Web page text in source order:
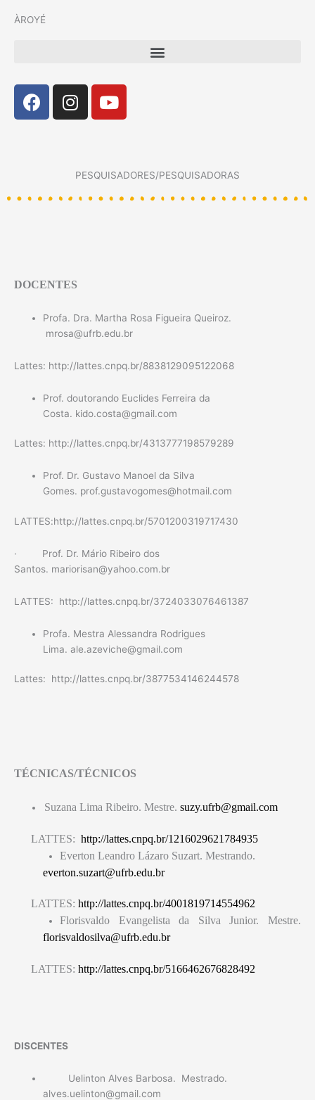
ÀROYÉ
Menu
Facebook
Instagram
Youtube
PESQUISADORES/PESQUISADORAS
DOCENTES
Profa. Dra. Martha Rosa Figueira Queiroz.
mrosa@ufrb.edu.br
Lattes: http://lattes.cnpq.br/8838129095122068
Prof. doutorando Euclides Ferreira da
Costa. kido.costa@gmail.com
Lattes: http://lattes.cnpq.br/4313777198579289
Prof. Dr. Gustavo Manoel da Silva
Gomes. prof.gustavogomes@hotmail.com
LATTES:http://lattes.cnpq.br/5701200319717430
· Prof. Dr. Mário Ribeiro dos
Santos. mariorisan@yahoo.com.br
LATTES: http://lattes.cnpq.br/3724033076461387
Profa. Mestra Alessandra Rodrigues
Lima. ale.azeviche@gmail.com
Lattes: http://lattes.cnpq.br/3877534146244578
TÉCNICAS/TÉCNICOS
Suzana Lima Ribeiro. Mestre.suzy.ufrb@gmail.com
LATTES: http://lattes.cnpq.br/1216029621784935
Everton Leandro Lázaro Suzart. Mestrando.
everton.suzart@ufrb.edu.br
LATTES: http://lattes.cnpq.br/4001819714554962
Florisvaldo Evangelista da Silva Junior. Mestre.
florisvaldosilva@ufrb.edu.br
LATTES: http://lattes.cnpq.br/5166462676828492
DISCENTES
Uelinton Alves Barbosa. Mestrado.
alves.uelinton@gmail.com